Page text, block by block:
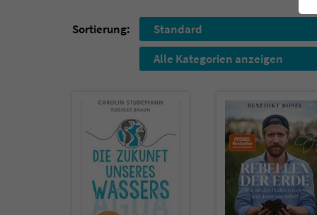
Sortierung:
Standard
Alle Kategorien anzeigen